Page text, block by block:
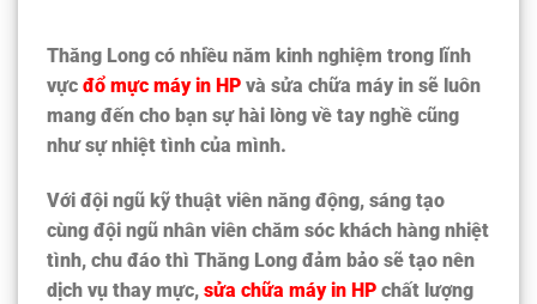
Thăng Long có nhiều năm kinh nghiệm trong lĩnh
vực đổ mực máy in HP và sửa chữa máy in sẽ luôn
mang đến cho bạn sự hài lòng về tay nghề cũng
như sự nhiệt tình của mình.
Với đội ngũ kỹ thuật viên năng động, sáng tạo
cùng đội ngũ nhân viên chăm sóc khách hàng nhiệt
tình, chu đáo thì Thăng Long đảm bảo sẽ tạo nên
dịch vụ thay mực, sửa chữa máy in HP chất lượng